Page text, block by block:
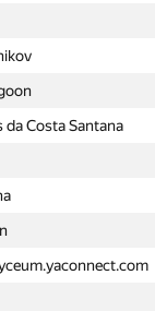
da Costa Santana
da Costa Santana